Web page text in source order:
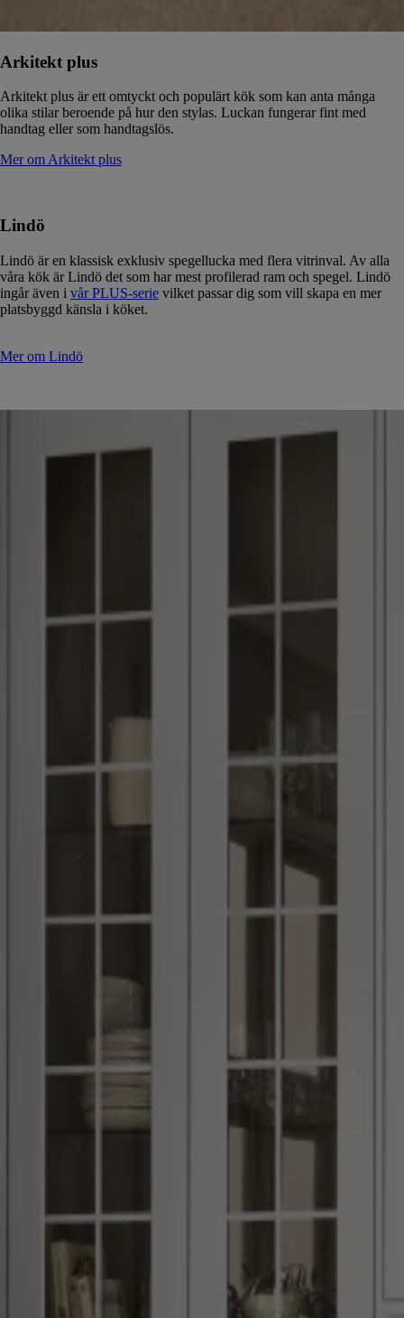
Arkitekt plus
Arkitekt plus är ett omtyckt och populärt kök som kan anta många
olika stilar beroende på hur den stylas. Luckan fungerar fint med
handtag eller som handtagslös.
Mer om Arkitekt plus
Lindö
Lindö är en klassisk exklusiv spegellucka med flera vitrinval. Av alla
våra kök är Lindö det som har mest profilerad ram och spegel. Lindö
ingår även i vår PLUS-serie vilket passar dig som vill skapa en mer
platsbyggd känsla i köket.
Mer om Lindö